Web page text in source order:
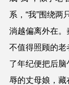
系，“我”围绕
淌越偏离外在
不值得照顾的
了年纪便把后
辱的丈母娘，